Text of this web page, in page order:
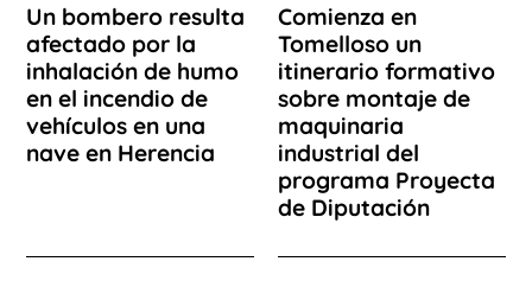
Un bombero resulta
afectado por la
inhalación de humo
en el incendio de
vehículos en una
nave en Herencia
Comienza en
Tomelloso un
itinerario formativo
sobre montaje de
maquinaria
industrial del
programa Proyecta
de Diputación